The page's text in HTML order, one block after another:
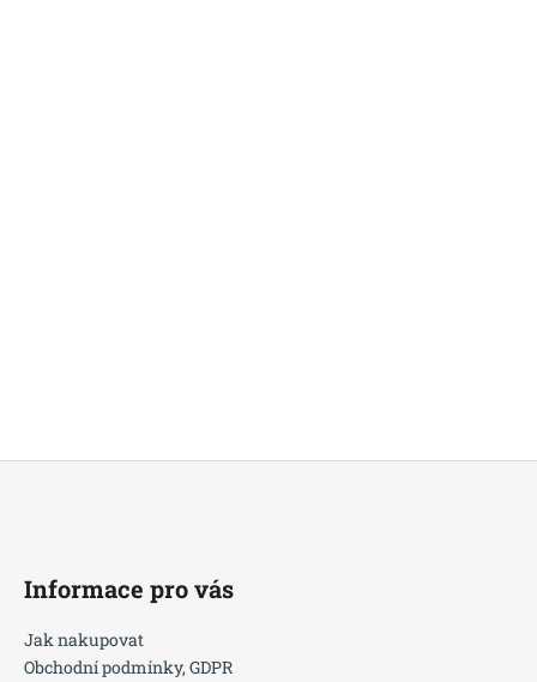
Informace pro vás
Jak nakupovat
Obchodní podmínky, GDPR